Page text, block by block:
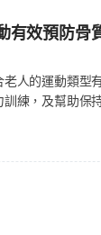
了。在此提醒
早準備，就愈
或生成肌肉的
維持肌肉量，
由肝臟製造，
交集，絕對不
，或是投身社
碳水化合物、
合物食譜，也
，但要懂得休
才是健康的生
重的負擔，甚
，像是泡泡溫
(Sclerostin)水
重量訓練？ 美
科夫斯基(Paul
和骨頭的耐力。
面的運動，如
始藉由重訓來
效預防骨
人的運動類型
練，及幫助保
好。只要選擇
低罹病風險，
氧運動通常被認
動會使心跳加
始練習，再逐